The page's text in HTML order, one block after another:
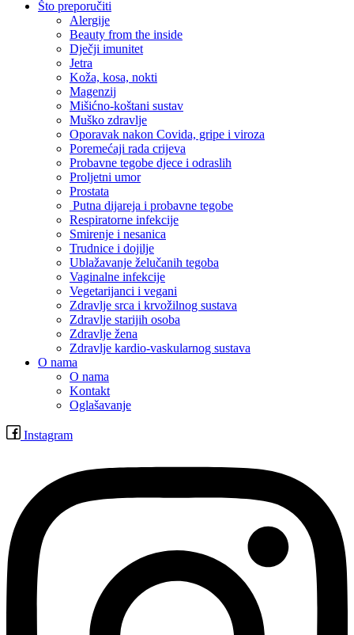
Što preporučiti
Alergije
Beauty from the inside
Dječji imunitet
Jetra
Koža, kosa, nokti
Magenzij
Mišićno-koštani sustav
Muško zdravlje
Oporavak nakon Covida, gripe i viroza
Poremećaji rada crijeva
Probavne tegobe djece i odraslih
Proljetni umor
Prostata
Putna dijareja i probavne tegobe
Respiratorne infekcije
Smirenje i nesanica
Trudnice i dojilje
Ublažavanje želučanih tegoba
Vaginalne infekcije
Vegetarijanci i vegani
Zdravlje srca i krvožilnog sustava
Zdravlje starijih osoba
Zdravlje žena
Zdravlje kardio-vaskularnog sustava
O nama
O nama
Kontakt
Oglašavanje
Instagram